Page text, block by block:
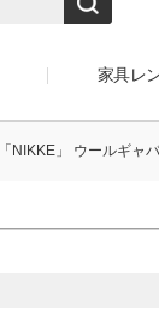
家具レ
「NIKKE」 ウールギャ